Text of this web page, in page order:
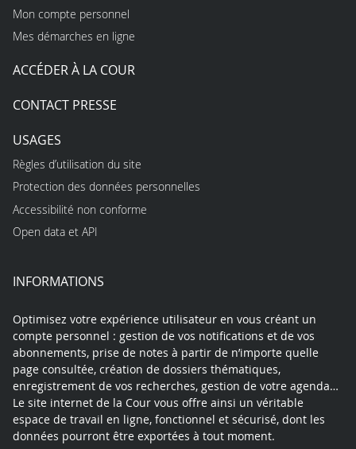
Mon compte personnel
Mes démarches en ligne
ACCÉDER À LA COUR
CONTACT PRESSE
USAGES
Règles d’utilisation du site
Protection des données personnelles
Accessibilité non conforme
Open data et API
INFORMATIONS
Optimisez votre expérience utilisateur en vous créant un
compte personnel : gestion de vos notifications et de vos
abonnements, prise de notes à partir de n’importe quelle
page consultée, création de dossiers thématiques,
enregistrement de vos recherches, gestion de votre agenda…
Le site internet de la Cour vous offre ainsi un véritable
espace de travail en ligne, fonctionnel et sécurisé, dont les
données pourront être exportées à tout moment.